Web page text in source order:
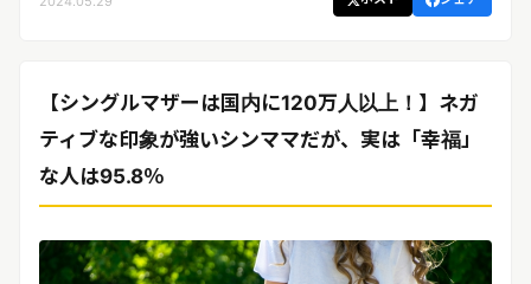
【シングルマザーは国内に120万人以上！】ネガ
ティブな印象が強いシンママだが、実は「幸福」
な人は95.8％